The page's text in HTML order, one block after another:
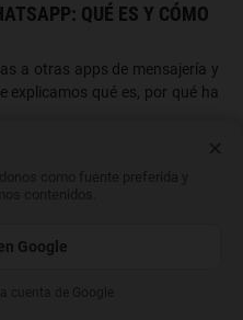
QUÉ ES Y CÓMO
a otras apps de mensajería y
explicamos qué es, por qué ha
Google